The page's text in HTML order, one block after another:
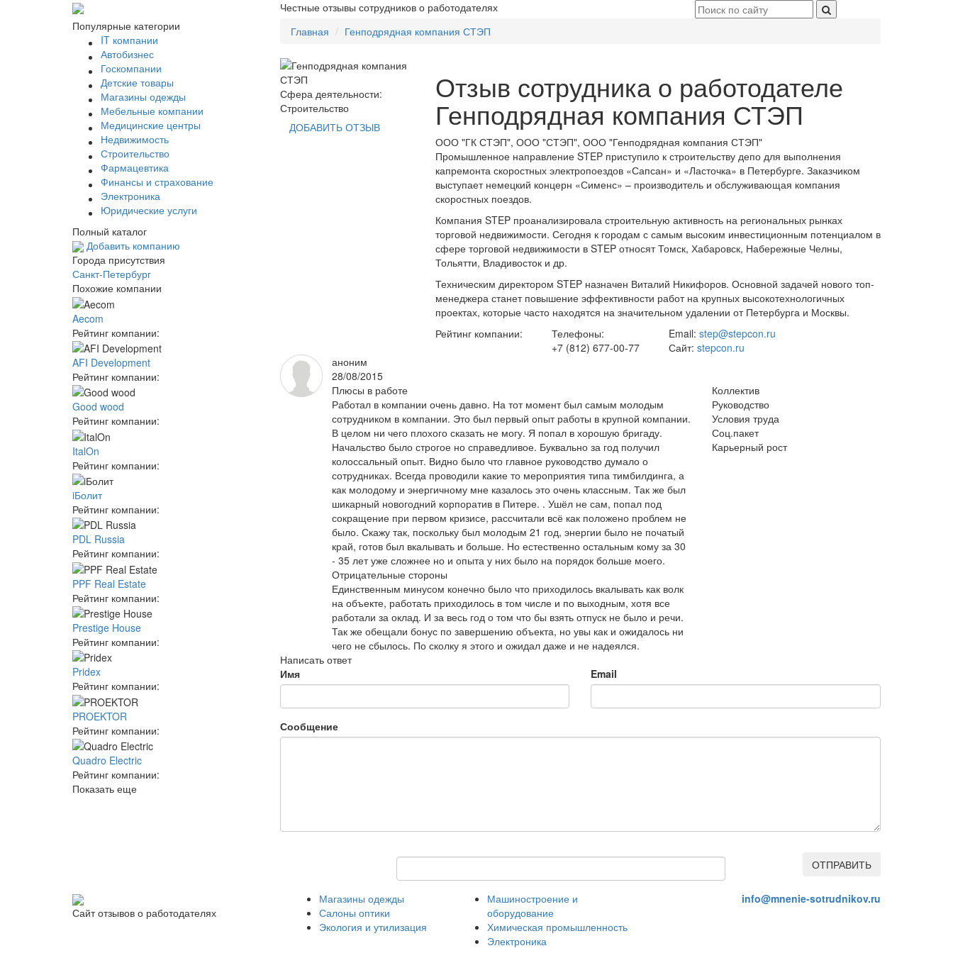
Честные отзывы сотрудников о работодателях
Популярные категории
IT компании
Автобизнес
Госкомпании
Детские товары
Магазины одежды
Мебельные компании
Медицинские центры
Недвижимость
Строительство
Фармацевтика
Финансы и страхование
Электроника
Юридические услуги
Полный каталог
Добавить компанию
Города присутствия
Санкт-Петербург
Похожие компании
Aecom
Рейтинг компании:
AFI Development
Рейтинг компании:
Good wood
Рейтинг компании:
ItalOn
Рейтинг компании:
iБолит
Рейтинг компании:
PDL Russia
Рейтинг компании:
PPF Real Estate
Рейтинг компании:
Prestige House
Рейтинг компании:
Pridex
Рейтинг компании:
PROEKTOR
Рейтинг компании:
Quadro Electric
Рейтинг компании:
Показать еще
Главная Генподрядная компания СТЭП
Сфера деятельности:
Строительство
ДОБАВИТЬ ОТЗЫВ
Отзыв сотрудника о работодателе
Генподрядная компания СТЭП
ООО "ГК СТЭП", ООО "СТЭП", ООО "Генподрядная компания СТЭП"
Промышленное направление STEP приступило к строительству депо для выполнения
капремонта скоростных электропоездов «Сапсан» и «Ласточка» в Петербурге. Заказчиком
выступает немецкий концерн «Сименс» – производитель и обслуживающая компания
скоростных поездов.
Компания STEP проанализировала строительную активность на региональных рынках
торговой недвижимости. Сегодня к городам с самым высоким инвестиционным потенциалом в
сфере торговой недвижимости в STEP относят Томск, Хабаровск, Набережные Челны,
Тольятти, Владивосток и др.
Техническим директором STEP назначен Виталий Никифоров. Основной задачей нового топ-
менеджера станет повышение эффективности работ на крупных высокотехнологичных
проектах, которые часто находятся на значительном удалении от Петербурга и Москвы.
Рейтинг компании:
Телефоны:
+7 (812) 677-00-77
Email: step@stepcon.ru
Сайт: stepcon.ru
аноним
28/08/2015
Плюсы в работе
Работал в компании очень давно. На тот момент был самым молодым
сотрудником в компании. Это был первый опыт работы в крупной компании.
В целом ни чего плохого сказать не могу. Я попал в хорошую бригаду.
Начальство было строгое но справедливое. Буквально за год получил
колоссальный опыт. Видно было что главное руководство думало о
сотрудниках. Всегда проводили какие то мероприятия типа тимбилдинга, а
как молодому и энергичному мне казалось это очень классным. Так же был
шикарный новогодний корпоратив в Питере. . Ушёл не сам, попал под
сокращение при первом кризисе, рассчитали всё как положено проблем не
было. Скажу так, поскольку был молодым 21 год, энергии было не початый
край, готов был вкалывать и больше. Но естественно остальным кому за 30
- 35 лет уже сложнее но и опыта у них было на порядок больше моего.
Отрицательные стороны
Единственным минусом конечно было что приходилось вкалывать как волк
на объекте, работать приходилось в том числе и по выходным, хотя все
работали за оклад. И за весь год о том что бы взять отпуск не было и речи.
Так же обещали бонус по завершению объекта, но увы как и ожидалось ни
чего не сбылось. По сколку я этого и ожидал даже и не надеялся.
Коллектив
Руководство
Условия труда
Соц.пакет
Карьерный рост
Написать ответ
Имя
Email
Сообщение
ОТПРАВИТЬ
Сайт отзывов о работодателях
Магазины одежды
Салоны оптики
Экология и утилизация
Машиностроение и
оборудование
Химическая промышленность
Электроника
info@mnenie-sotrudnikov.ru